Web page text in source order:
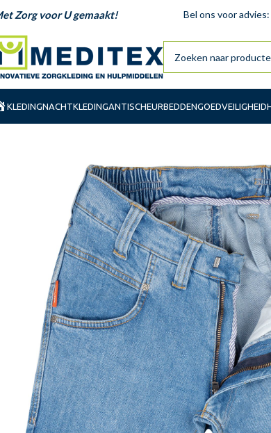
Zorg voor U gemaakt! Bel ons voor
KLEDINGNACHTKLEDINGANTISCHEURBEDDENGOEDVEILIGHEID